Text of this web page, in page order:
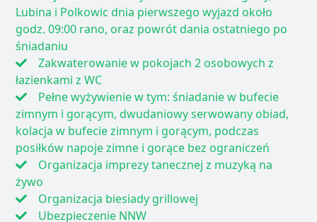
Lubina i Polkowic dnia pierwszego wyjazd około
godz. 09:00 rano, oraz powrót dania ostatniego po
śniadaniu
Zakwaterowanie w pokojach 2 osobowych z
łazienkami z WC
Pełne wyżywienie w tym: śniadanie w bufecie
zimnym i gorącym, dwudaniowy serwowany obiad,
kolacja w bufecie zimnym i gorącym, podczas
posiłków napoje zimne i gorące bez ograniczeń
Organizacja imprezy tanecznej z muzyką na
żywo
Organizacja biesiady grillowej
Ubezpieczenie NNW